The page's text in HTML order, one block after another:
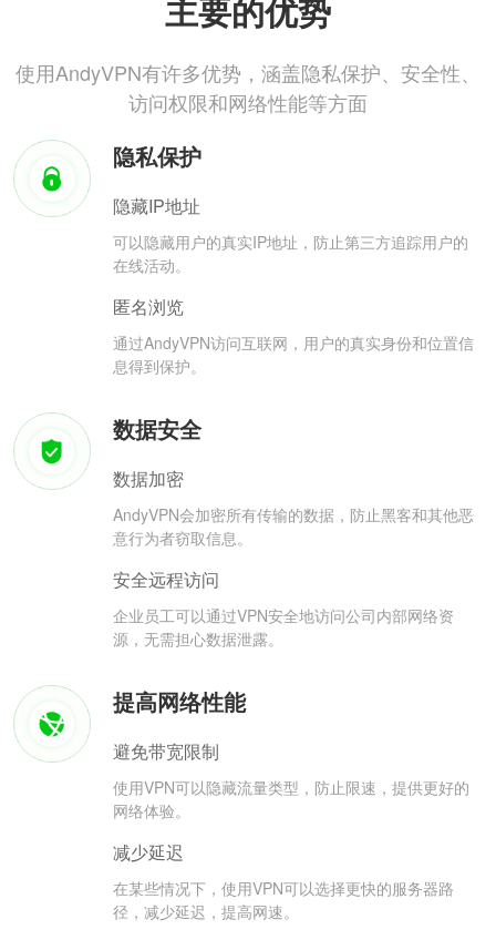
主要的优势
使用AndyVPN有许多优势，涵盖隐私保护、安全性、
访问权限和网络性能等方面
隐私保护
隐藏IP地址
可以隐藏用户的真实IP地址，防止第三方追踪用户的
在线活动。
匿名浏览
通过AndyVPN访问互联网，用户的真实身份和位置信
息得到保护。
数据安全
数据加密
AndyVPN会加密所有传输的数据，防止黑客和其他恶
意行为者窃取信息。
安全远程访问
企业员工可以通过VPN安全地访问公司内部网络资
源，无需担心数据泄露。
提高网络性能
避免带宽限制
使用VPN可以隐藏流量类型，防止限速，提供更好的
网络体验。
减少延迟
在某些情况下，使用VPN可以选择更快的服务器路
径，减少延迟，提高网速。